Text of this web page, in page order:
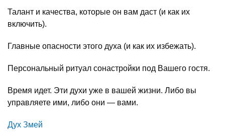
Талант и качества, которые он вам даст (и как их
включить).
Главные опасности этого духа (и как их избежать).
Персональный ритуал сонастройки под Вашего гостя.
Время идет. Эти духи уже в вашей жизни. Либо вы
управляете ими, либо они — вами.
Дух Змей